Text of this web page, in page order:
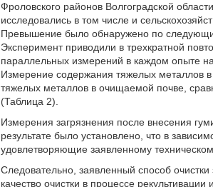
Фроловского районов Волгоградской
исследовались в том числе и
Превышение было обнаружено по
Эксперимент приводили в трехкратной
параллельных измерений в каждом опыте
Измерение содержания тяжелых металлов
тяжелых металлов в очищаемой почве,
(Таблица 2).
Измерения загрязнения после внесения
результате было установлено, что в
удовлетворяющие заявленному
Следовательно, заявленный способ
качество очистки в процессе